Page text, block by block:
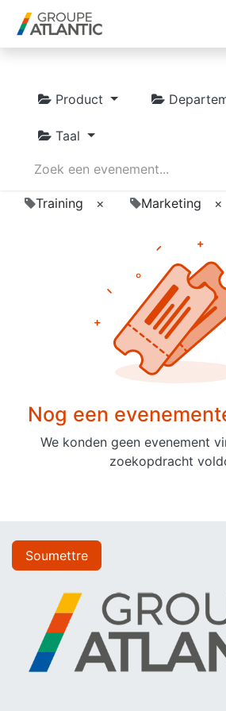
Product
Taal
Training × Marketing ×
Nog een
We konden geen evenement
zoekopdracht
Soumettre